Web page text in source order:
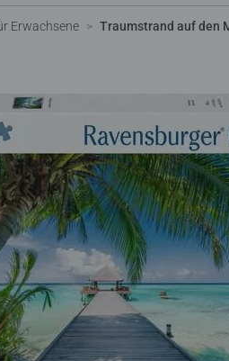
Erwachsene Traumstrand auf den